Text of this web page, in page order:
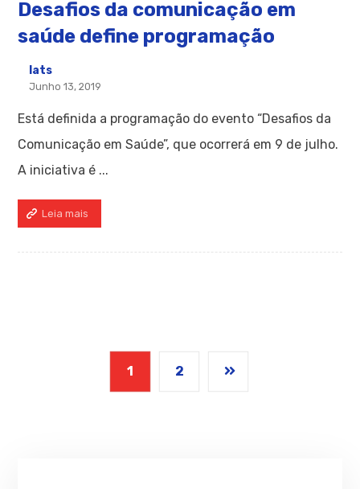
Desafios da comunicação em
saúde define programação
Iats
Junho 13, 2019
Está definida a programação do evento “Desafios da
Comunicação em Saúde”, que ocorrerá em 9 de julho.
A iniciativa é ...
Leia mais
1 2